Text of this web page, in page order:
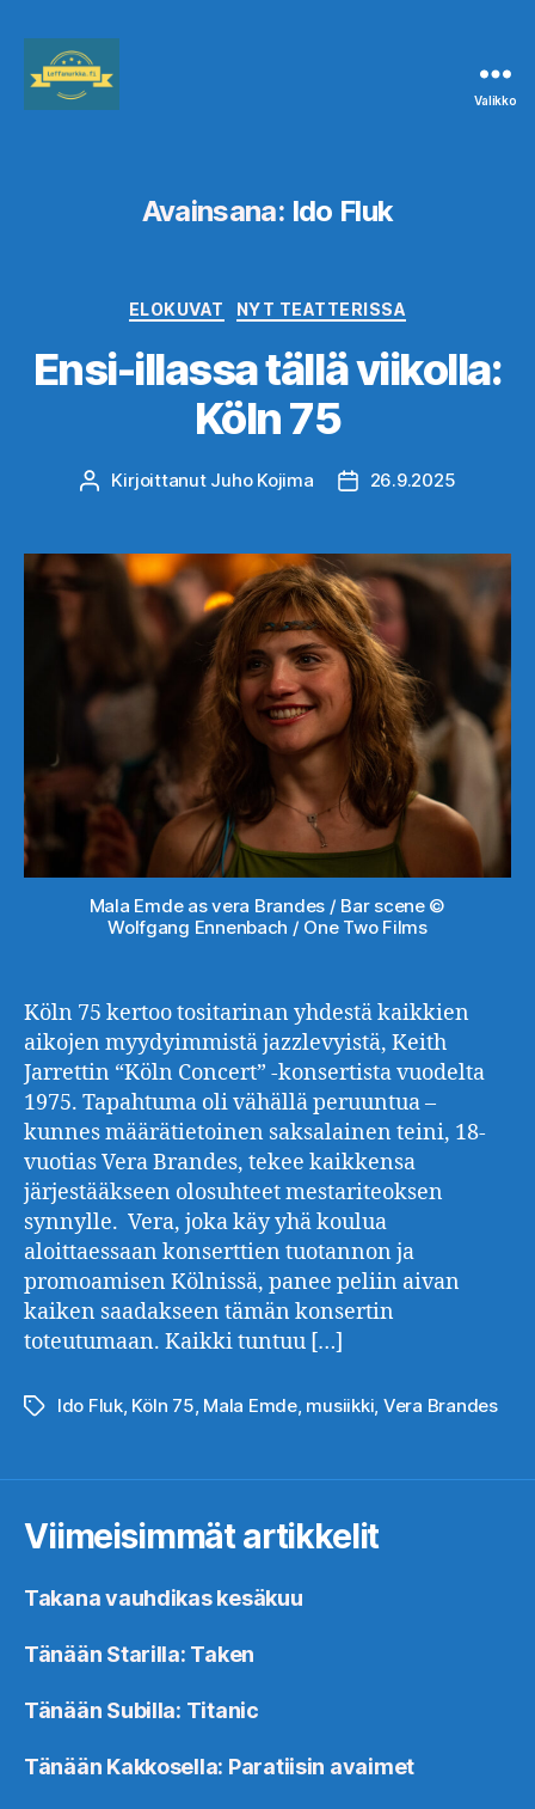
Valikko
Avainsana: Ido Fluk
Kategoriat
ELOKUVAT NYT TEATTERISSA
Ensi-illassa tällä viikolla:
Köln 75
Kirjoittaja
Kirjoittanut Juho Kojima Julkaisupäivämäärä
26.9.2025
Mala Emde as vera Brandes / Bar scene ©
Wolfgang Ennenbach / One Two Films
Köln 75 kertoo tositarinan yhdestä kaikkien
aikojen myydyimmistä jazzlevyistä, Keith
Jarrettin “Köln Concert” -konsertista vuodelta
1975. Tapahtuma oli vähällä peruuntua –
kunnes määrätietoinen saksalainen teini, 18-
vuotias Vera Brandes, tekee kaikkensa
järjestääkseen olosuhteet mestariteoksen
synnylle. Vera, joka käy yhä koulua
aloittaessaan konserttien tuotannon ja
promoamisen Kölnissä, panee peliin aivan
kaiken saadakseen tämän konsertin
toteutumaan. Kaikki tuntuu […]
Avainsanat
Ido Fluk, Köln 75, Mala Emde, musiikki, Vera Brandes
Viimeisimmät artikkelit
Takana vauhdikas kesäkuu
Tänään Starilla: Taken
Tänään Subilla: Titanic
Tänään Kakkosella: Paratiisin avaimet